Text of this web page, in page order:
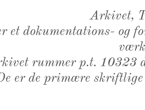
Arkivet,
et dokumentations- og
rummer p.t. 10323
er de primære